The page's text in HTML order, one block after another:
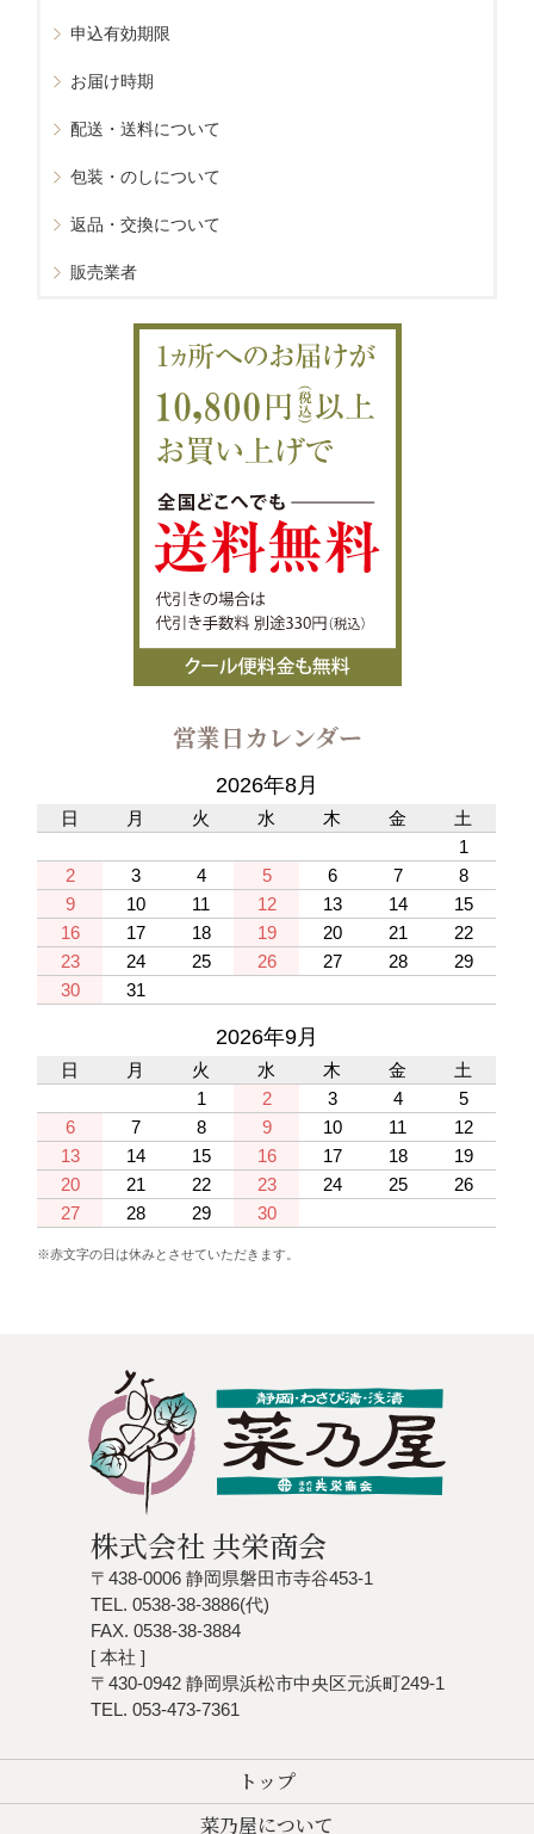
申込有効期限
お届け時期
配送・送料について
包装・のしについて
返品・交換について
販売業者
営業日カレンダー
2026年8月
日 月 火 水 木 金
土
1
2
3 4 5 6 7
8
9
10 11 12 13 14
15
16
17 18 19 20 21
22
23
24 25 26 27 28
29
30
31
2026年9月
日 月 火 水 木 金
土
1
2 3 4
5
6
7 8 9 10 11
12
13
14 15 16 17 18
19
20
21 22 23 24 25
26
27
28 29 30
※赤文字の日は休みとさせていただきます。
株式会社 共栄商会
〒438-0006 静岡県磐田市寺谷453-1
TEL. 0538-38-3886(代)
FAX. 0538-38-3884
[ 本社 ]
〒430-0942 静岡県浜松市中央区元浜町249-1
TEL. 053-473-7361
トップ
菜乃屋について